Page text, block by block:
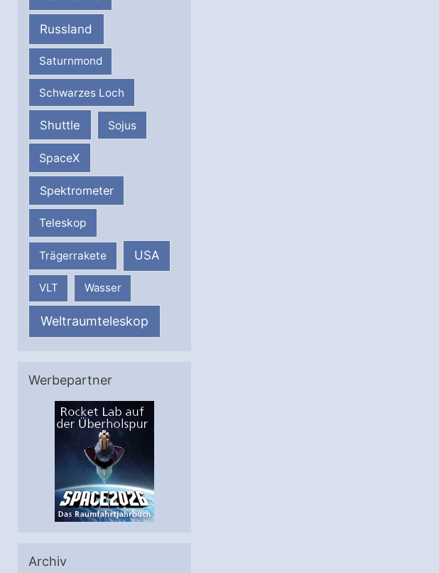
Russland
Saturnmond
Schwarzes Loch
Shuttle Sojus
SpaceX
Spektrometer
Teleskop
Trägerrakete USA
VLT Wasser
Weltraumteleskop
Werbepartner
Archiv